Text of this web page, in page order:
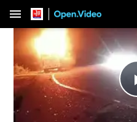
menu